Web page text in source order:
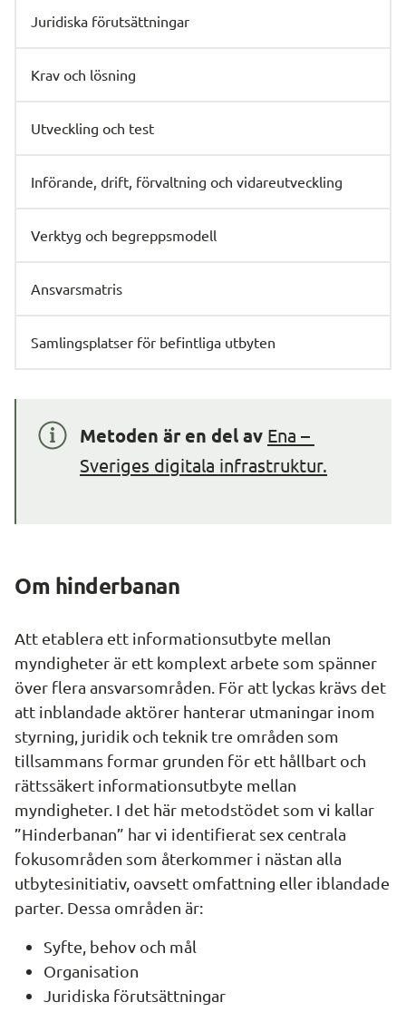
Juridiska förutsättningar
Krav och lösning
Utveckling och test
Införande, drift, förvaltning och vidareutveckling
Verktyg och begreppsmodell
Ansvarsmatris
Samlingsplatser för befintliga utbyten
Metoden är en del av Ena –
Sveriges digitala infrastruktur.
Om hinderbanan
Att etablera ett informationsutbyte mellan
myndigheter är ett komplext arbete som spänner
över flera ansvarsområden. För att lyckas krävs det
att inblandade aktörer hanterar utmaningar inom
styrning, juridik och teknik tre områden som
tillsammans formar grunden för ett hållbart och
rättssäkert informationsutbyte mellan
myndigheter. I det här metodstödet som vi kallar
”Hinderbanan” har vi identifierat sex centrala
fokusområden som återkommer i nästan alla
utbytesinitiativ, oavsett omfattning eller iblandade
parter. Dessa områden är:
Syfte, behov och mål
Organisation
Juridiska förutsättningar